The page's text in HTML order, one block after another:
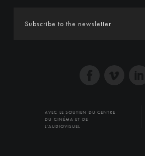
AVEC LE SOUTIEN DU CENTRE
DU CINÉMA ET DE
L'AUDIOVISUEL